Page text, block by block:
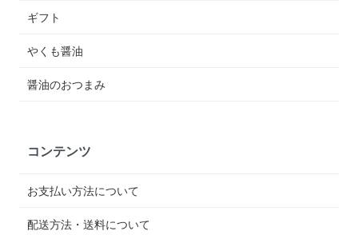
ギフト
やくも醤油
醤油のおつまみ
コンテンツ
お支払い方法について
配送方法・送料について